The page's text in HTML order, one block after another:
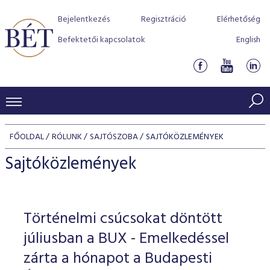
Bejelentkezés Regisztráció
Elérhetőség
Befektetői kapcsolatok
English
KERESKEDÉSI ADATOK
INDEXEK
Jelzáloglevél indexek
Vállalati kötvény indexek
Azonnali Piac
Részvények
Származékos piac
BEFEKTETŐK
Részvény szekció
Hitelpapír szekció
BÉT szabályzatok
Befektetővédelem
Alkalmazott díjstruktúra
Elszámolás
Részvény és vállalati kötvény tőzsdei bevezetését
program
BÉT Xtend - Részvénypiac egyszerűen
TŐZSDETAGOK
Tőzsdetagok, üzletkötők
VENDOROK
FŐOLDAL RÓLUNK SAJTÓSZOBA SAJTÓKÖZLEMÉNYEK
Sajtóközlemények
Történelmi csúcsokat döntött
júliusban a BUX - Emelkedéssel
zárta a hónapot a Budapesti